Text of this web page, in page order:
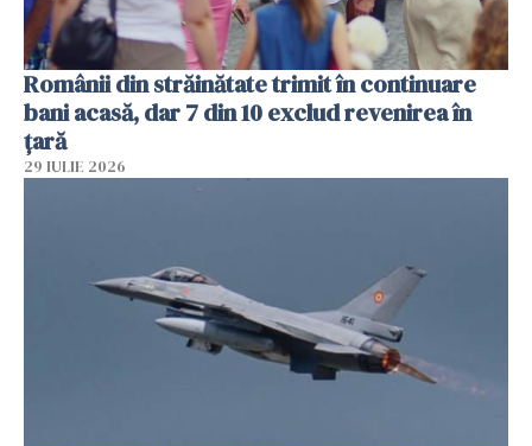
Românii din străinătate trimit în continuare
bani acasă, dar 7 din 10 exclud revenirea în
țară
29 IULIE 2026